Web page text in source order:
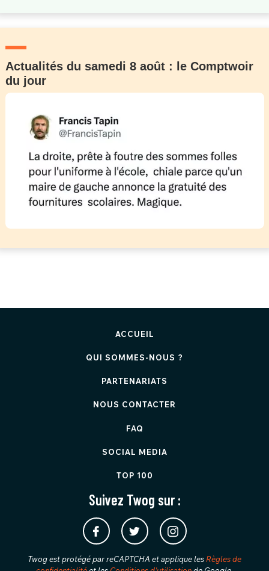
Actualités du samedi 8 août : le Comptwoir
du jour
ACCUEIL
QUI SOMMES-NOUS ?
PARTENARIATS
NOUS CONTACTER
FAQ
SOCIAL MEDIA
TOP 100
Suivez Twog sur :
Twog est protégé par reCAPTCHA et applique les Règles de